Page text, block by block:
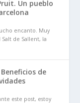
Un pueblo
encanto. Muy
de Sallent, la
Beneficios de
este post, estoy